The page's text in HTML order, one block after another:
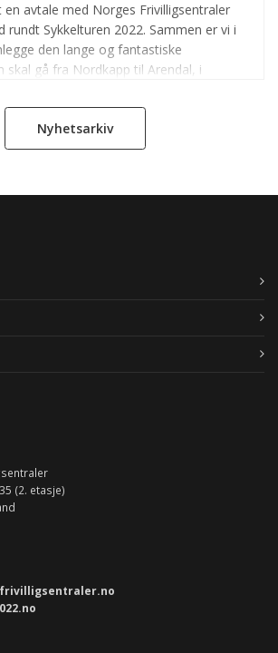
en avtale med Norges Frivilligsentraler
rundt Sykkelturen 2022. Sammen er vi i
den lange og fantastiske
skal gå fra Nordkapp til Arendal, i
Nyhetsarkiv
(2. etasje)